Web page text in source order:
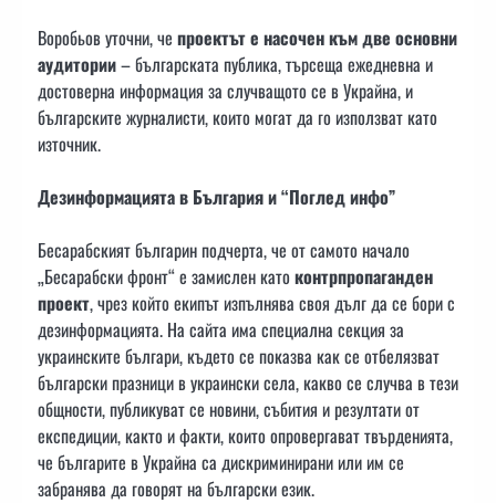
Воробьов уточни, че проектът е насочен към две основни
аудитории– българската публика, търсеща ежедневна и
достоверна информация за случващото се в Украйна, и
българските журналисти, които могат да го използват като
източник.
Дезинформацията в България и “Поглед инфо”
Бесарабският българин подчерта, че от самото начало
„Бесарабски фронт“ е замислен катоконтрпропаганден
проект, чрез който екипът изпълнява своя дълг да се бори с
дезинформацията. На сайта има специална секция за
украинските българи, където се показва как се отбелязват
български празници в украински села, какво се случва в тези
общности, публикуват се новини, събития и резултати от
експедиции, както и факти, които опровергават твърденията,
че българите в Украйна са дискриминирани или им се
забранява да говорят на български език.